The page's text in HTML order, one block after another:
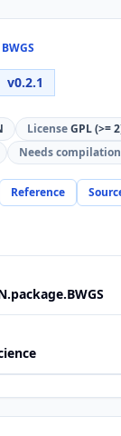
v0.2.1
LicenseGPL (>=
Needs compilation
Reference